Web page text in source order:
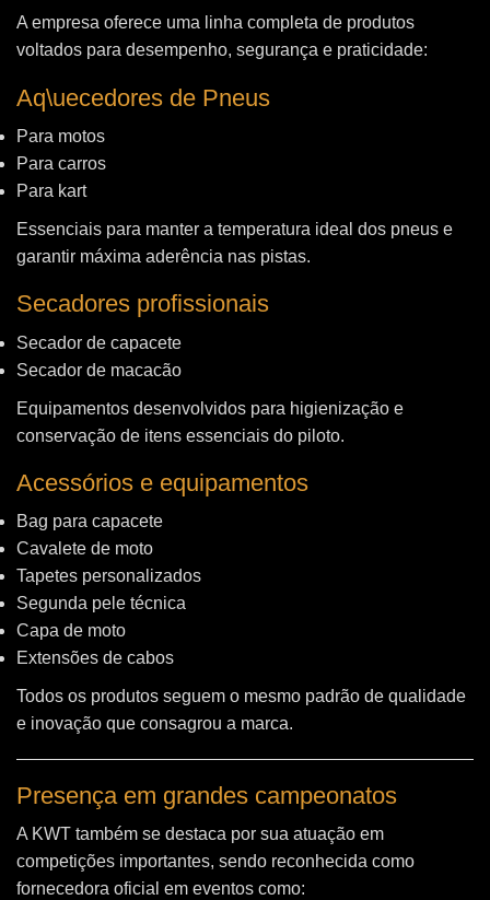
A empresa oferece uma linha completa de produtos
voltados para desempenho, segurança e praticidade:
Aq\uecedores de Pneus
Para motos
Para carros
Para kart
Essenciais para manter a temperatura ideal dos pneus e
garantir máxima aderência nas pistas.
Secadores profissionais
Secador de capacete
Secador de macacão
Equipamentos desenvolvidos para higienização e
conservação de itens essenciais do piloto.
Acessórios e equipamentos
Bag para capacete
Cavalete de moto
Tapetes personalizados
Segunda pele técnica
Capa de moto
Extensões de cabos
Todos os produtos seguem o mesmo padrão de qualidade
e inovação que consagrou a marca.
Presença em grandes campeonatos
A KWT também se destaca por sua atuação em
competições importantes, sendo reconhecida como
fornecedora oficial em eventos como: